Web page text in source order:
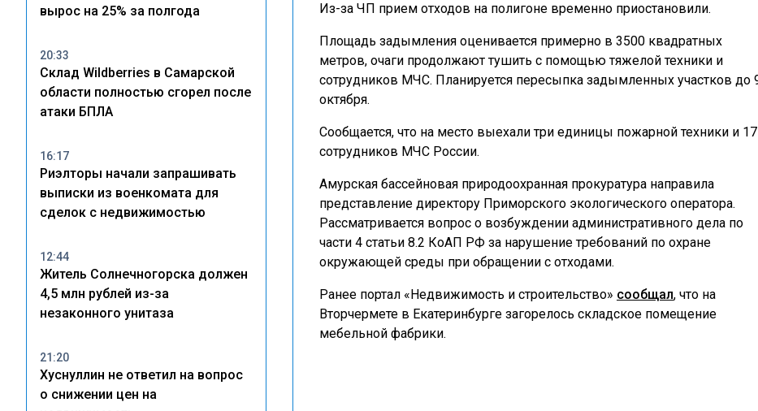
вырос на 25% за полгода
20:33
Склад Wildberries в Самарской
области полностью сгорел после
атаки БПЛА
16:17
Риэлторы начали запрашивать
выписки из военкомата для
сделок с недвижимостью
12:44
Житель Солнечногорска должен
4,5 млн рублей из-за
незаконного унитаза
21:20
Хуснуллин не ответил на вопрос
о снижении цен на
Из-за ЧП прием отходов на полигоне временно приостановили.
Площадь задымления оценивается примерно в 3500 квадратных
метров, очаги продолжают тушить с помощью тяжелой техники и
сотрудников МЧС. Планируется пересыпка задымленных участков до
октября.
Сообщается, что на место выехали три единицы пожарной техники и 17
сотрудников МЧС России.
Амурская бассейновая природоохранная прокуратура направила
представление директору Приморского экологического оператора.
Рассматривается вопрос о возбуждении административного дела по
части 4 статьи 8.2 КоАП РФ за нарушение требований по охране
окружающей среды при обращении с отходами.
Ранее портал «Недвижимость и строительство» сообщал, что на
Вторчермете в Екатеринбурге загорелось складское помещение
мебельной фабрики.